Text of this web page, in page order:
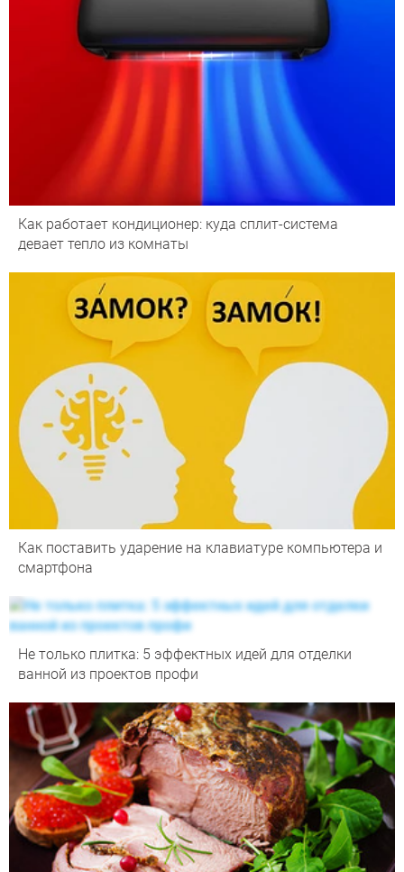
Как работает кондиционер: куда сплит-система
девает тепло из комнаты
Как поставить ударение на клавиатуре компьютера и
смартфона
Не только плитка: 5 эффектных идей для отделки
ванной из проектов профи